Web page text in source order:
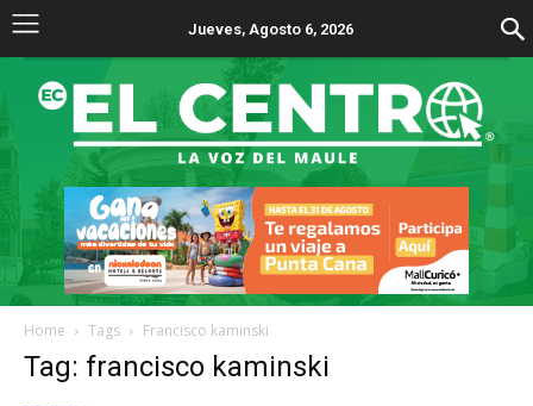
Jueves, Agosto 6, 2026
Home Tags Francisco kaminski
Tag: francisco kaminski